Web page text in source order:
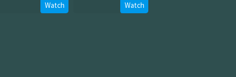
2012
Watch Watch